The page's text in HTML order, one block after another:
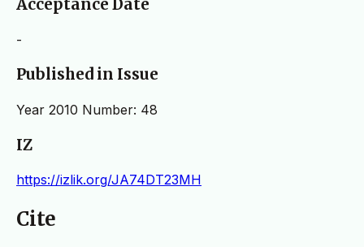
Acceptance Date
-
Published in Issue
Year 2010 Number: 48
IZ
https://izlik.org/JA74DT23MH
Cite